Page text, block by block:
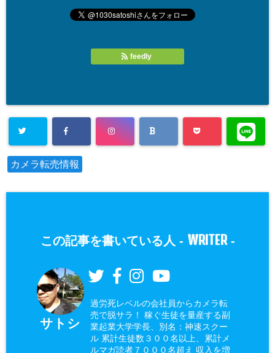
feedly
カメラ転売情報
この記事を書いている人 - WRITER-
サトシ
過労死レベルの会社員からカメラ転
売で脱サラ！ 稼ぐ生徒を量産する副
業起業大学学長、別名：神速スクー
ル 累計生徒数３００名以上、累計メ
ルマガ読者７０００名超え 収入を増